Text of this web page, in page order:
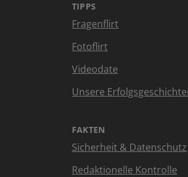
TIPPS
Fragenflirt
Fotoflirt
Videodate
Unsere
FAKTEN
Sicherheit & Datenschutz
Redaktionelle Kontrolle